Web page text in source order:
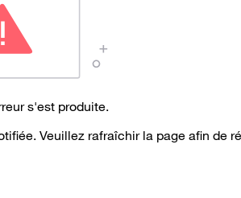
s'est produite.
Veuillez rafraîchir la page afin de